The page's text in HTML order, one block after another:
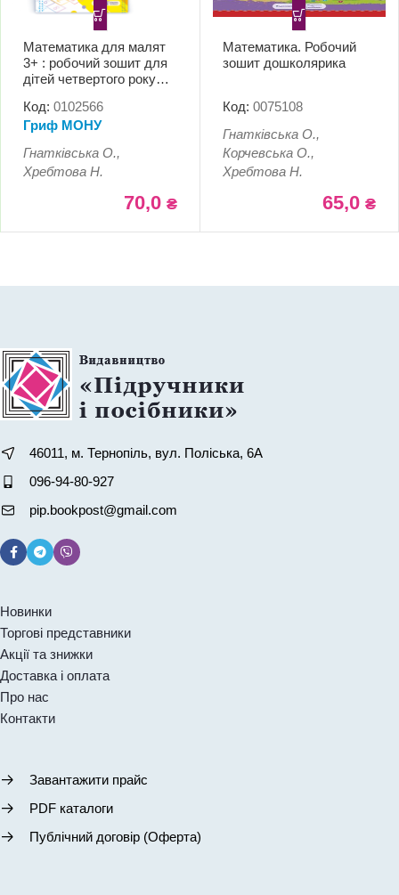
Математика для малят
3+ : робочий зошит для
дітей четвертого року
Код: 0102566
Гриф МОНУ
Гнатківська О.,
Хребтова Н.
70,0 ₴
Математика. Робочий
зошит дошколярика
Код: 0075108
Гнатківська О.,
Корчевська О.,
Хребтова Н.
65,0 ₴
46011, м. Тернопіль, вул. Поліська, 6А
096-94-80-927
pip.bookpost@gmail.com
Новинки
Торгові представники
Акції та знижки
Доставка і оплата
Про нас
Контакти
Завантажити прайс
PDF каталоги
Публічний договір (Оферта)